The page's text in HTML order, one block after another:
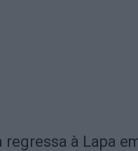
à Lapa